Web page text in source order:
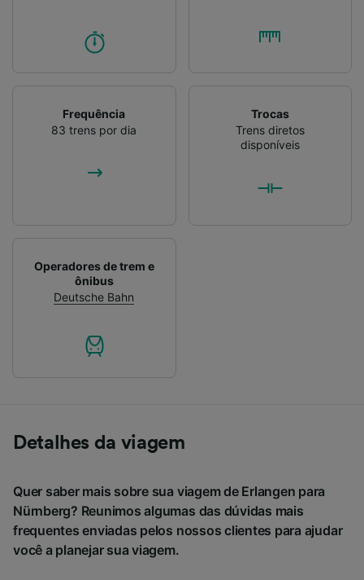
Frequência
83 trens por dia
Trocas
Trens diretos
disponíveis
Operadores de trem e
ônibus
Deutsche Bahn
Detalhes da viagem
Quer saber mais sobre sua viagem de Erlangen para
Nürnberg? Reunimos algumas das dúvidas mais
frequentes enviadas pelos nossos clientes para ajudar
você a planejar sua viagem.
dispositivo para identificação. Armazenar e/ou
acessar informações em um dispositivo.
medição de publicidade e conteúdo, pesquisa
de público e desenvolvimento de serviços..
Lista de parceiros (fornecedores)